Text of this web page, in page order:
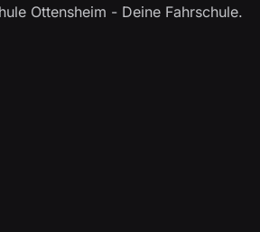
Ottensheim - Deine Fahrschule.